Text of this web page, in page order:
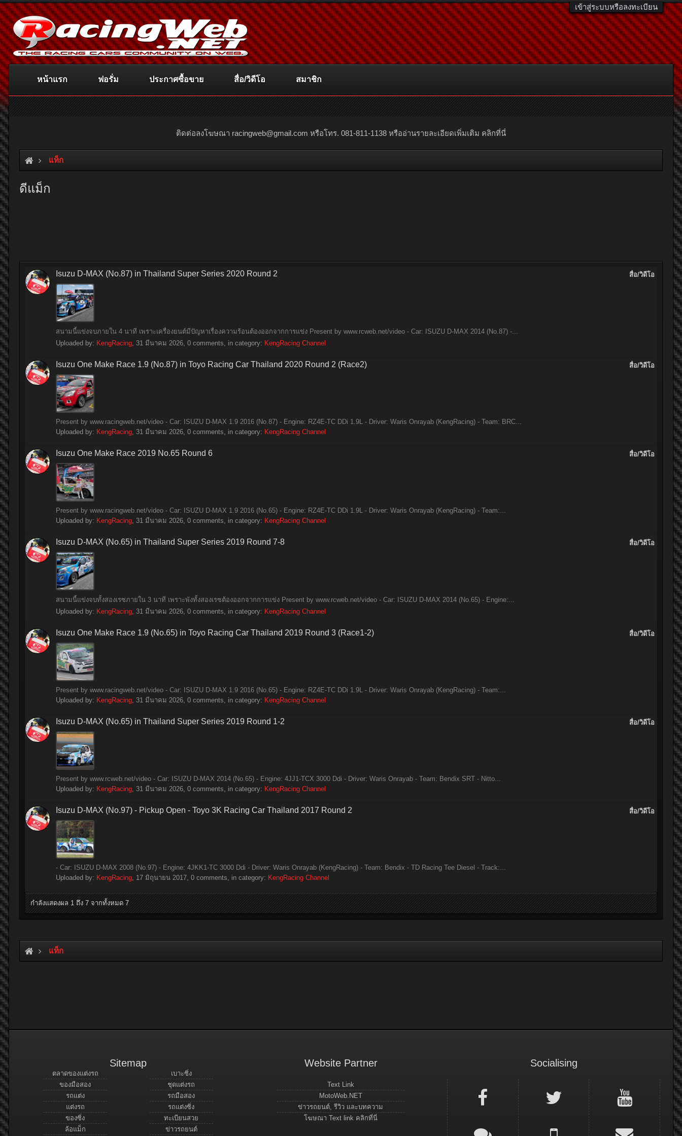
เข้าสู่ระบบหรือลงทะเบียน
ติดต่อลงโฆษณา racingweb@gmail.com หรือโทร. 081-811-1138 หรืออ่านรายละเอียดเพิ่มเติม คลิกที่นี่
แท็ก
ดีแม็ก
สื่อ/วิดีโอ
Isuzu D-MAX (No.87) in Thailand Super Series 2020 Round 2
สนามนี้แข่งจบภายใน 4 นาที เพราะเครื่องยนต์มีปัญหาเรื่องความร้อนต้องออกจากการแข่ง Present by www.rcweb.net/video - Car: ISUZU D-MAX 2014 (No.87) -...
Uploaded by: KengRacing, 31 มีนาคม 2026, 0 comments, in category: KengRacing Channel
สื่อ/วิดีโอ
Isuzu One Make Race 1.9 (No.87) in Toyo Racing Car Thailand 2020 Round 2 (Race2)
Present by www.racingweb.net/video - Car: ISUZU D-MAX 1.9 2016 (No.87) - Engine: RZ4E-TC DDi 1.9L - Driver: Waris Onrayab (KengRacing) - Team: BRC...
Uploaded by: KengRacing, 31 มีนาคม 2026, 0 comments, in category: KengRacing Channel
สื่อ/วิดีโอ
Isuzu One Make Race 2019 No.65 Round 6
Present by www.racingweb.net/video - Car: ISUZU D-MAX 1.9 2016 (No.65) - Engine: RZ4E-TC DDi 1.9L - Driver: Waris Onrayab (KengRacing) - Team:...
Uploaded by: KengRacing, 31 มีนาคม 2026, 0 comments, in category: KengRacing Channel
สื่อ/วิดีโอ
Isuzu D-MAX (No.65) in Thailand Super Series 2019 Round 7-8
สนามนี้แข่งจบทั้งสองเรซภายใน 3 นาที เพราะพังทั้งสองเรซต้องออกจากการแข่ง Present by www.rcweb.net/video - Car: ISUZU D-MAX 2014 (No.65) - Engine:...
Uploaded by: KengRacing, 31 มีนาคม 2026, 0 comments, in category: KengRacing Channel
สื่อ/วิดีโอ
Isuzu One Make Race 1.9 (No.65) in Toyo Racing Car Thailand 2019 Round 3 (Race1-2)
Present by www.racingweb.net/video - Car: ISUZU D-MAX 1.9 2016 (No.65) - Engine: RZ4E-TC DDi 1.9L - Driver: Waris Onrayab (KengRacing) - Team:...
Uploaded by: KengRacing, 31 มีนาคม 2026, 0 comments, in category: KengRacing Channel
สื่อ/วิดีโอ
Isuzu D-MAX (No.65) in Thailand Super Series 2019 Round 1-2
Present by www.rcweb.net/video - Car: ISUZU D-MAX 2014 (No.65) - Engine: 4JJ1-TCX 3000 Ddi - Driver: Waris Onrayab - Team: Bendix SRT - Nitto...
Uploaded by: KengRacing, 31 มีนาคม 2026, 0 comments, in category: KengRacing Channel
สื่อ/วิดีโอ
Isuzu D-MAX (No.97) - Pickup Open - Toyo 3K Racing Car Thailand 2017 Round 2
- Car: ISUZU D-MAX 2008 (No.97) - Engine: 4JKK1-TC 3000 Ddi - Driver: Waris Onrayab (KengRacing) - Team: Bendix - TD Racing Tee Diesel - Track:...
Uploaded by: KengRacing, 17 มิถุนายน 2017, 0 comments, in category: KengRacing Channel
กำลังแสดงผล 1 ถึง 7 จากทั้งหมด 7
แท็ก
หน้าแรก ฟอรั่ม ประกาศซื้อขาย สื่อ/วิดีโอ สมาชิก
Sitemap
ตลาดของแต่งรถ
ของมือสอง
รถแต่ง
แต่งรถ
ของซิ่ง
ล้อแม็ก
เบาะซิ่ง
ชุดแต่งรถ
รถมือสอง
รถแต่งซิ่ง
ทะเบียนสวย
ข่าวรถยนต์
Website Partner
Text Link
MotoWeb.NET
ข่าวรถยนต์, รีวิว และบทความ
โฆษณา Text link คลิกที่นี่
Socialising